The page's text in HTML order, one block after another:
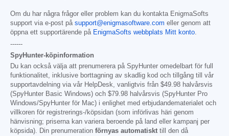
Om du har några frågor eller problem kan du kontakta EnigmaSofts
support via e-post på support@enigmasoftware.com eller genom att
öppna ett supportärende på EnigmaSofts webbplats Mitt konto.
------
SpyHunter-köpinformation
Du kan också välja att prenumerera på SpyHunter omedelbart för full
funktionalitet, inklusive borttagning av skadlig kod och tillgång till vår
supportavdelning via vår HelpDesk, vanligtvis från $49.98 halvårsvis
(SpyHunter Basic Windows) och $79.98 halvårsvis (SpyHunter Pro
Windows/SpyHunter för Mac) i enlighet med erbjudandematerialet och
villkoren för registrerings-/köpsidan (som införlivas häri genom
hänvisning; priserna kan variera beroende på land eller kampanj per
köpsida). Din prenumeration förnyas automatiskt till den då